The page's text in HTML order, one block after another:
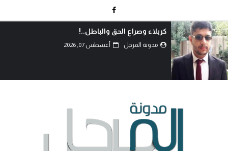
دماءُ أبنائنا ليست رخيصة..!
مدونة المرجل أغسطس 07, 2026